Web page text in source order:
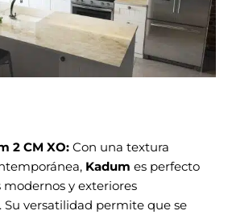
2 CM XO:Con una textura
Kadum es perfecto
modernos y exteriores
Su versatilidad permite que se